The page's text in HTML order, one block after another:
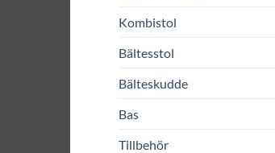
Kombistol
Bältesstol
Bälteskudde
Bas
Tillbehör